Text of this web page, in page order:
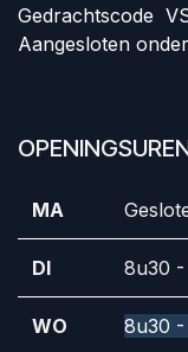
Gedrachtscode
Aangesloten
MA
DI 8u30 -
WO 8u30 -